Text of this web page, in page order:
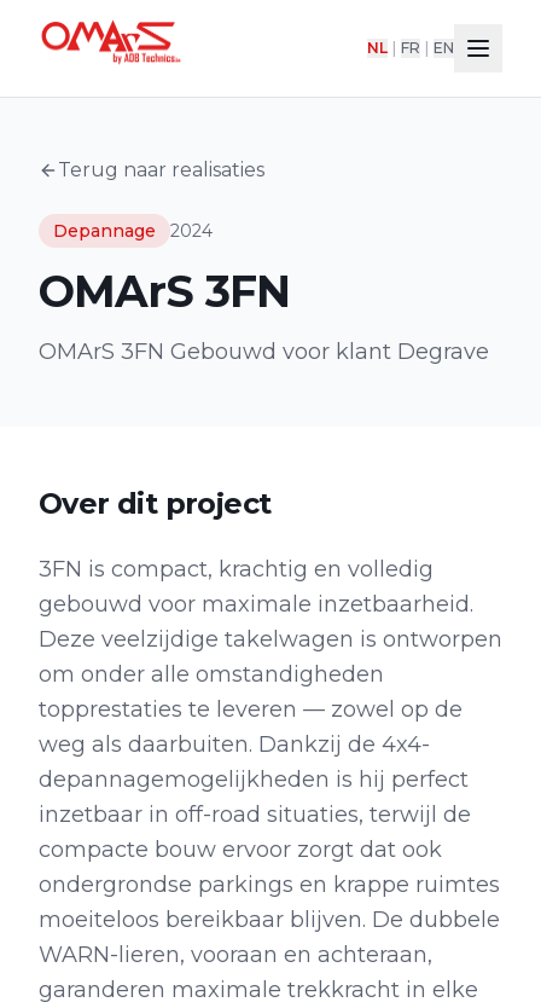
NL FR EN
Terug naar realisaties
Depannage 2024
OMArS 3FN
OMArS 3FN Gebouwd voor klant Degrave
Over dit project
3FN is compact, krachtig en volledig
gebouwd voor maximale inzetbaarheid.
Deze veelzijdige takelwagen is ontworpen
om onder alle omstandigheden
topprestaties te leveren — zowel op de
weg als daarbuiten. Dankzij de 4x4-
depannagemogelijkheden is hij perfect
inzetbaar in off-road situaties, terwijl de
compacte bouw ervoor zorgt dat ook
ondergrondse parkings en krappe ruimtes
moeiteloos bereikbaar blijven. De dubbele
WARN-lieren, vooraan en achteraan,
garanderen maximale trekkracht in elke